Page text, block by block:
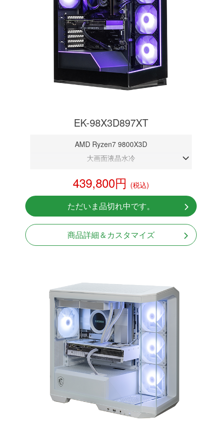
EK-98X3D897XT
AMD Ryzen7 9800X3D
大画面液晶水冷
RX9070XT 16G
NVMeSSD 1TB
無線LAN Bluetooth対応
Windows11 Home 64bit
439,800円 (税込)
ただいま品切れ中です。
商品詳細＆カスタマイズ